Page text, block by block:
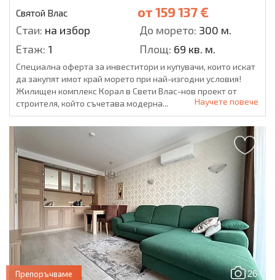
Святой Влас от159 137 €
Стаи: на избор До морето: 300 м.
Етаж: 1 Площ: 69 кв. м.
Специална оферта за инвеститори и купувачи, които искат
да закупят имот край морето при най-изгодни условия!
Жилищен комплекс Корал в Свети Влас-нов проект от
строителя, който съчетава модерна...
Научете повече
26
Препоръчваме